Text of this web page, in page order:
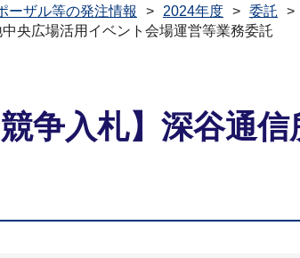
ーザル等の発注情報 2024年度 委託
央広場活用イベント会場運営等業務委託
争入札】深谷通